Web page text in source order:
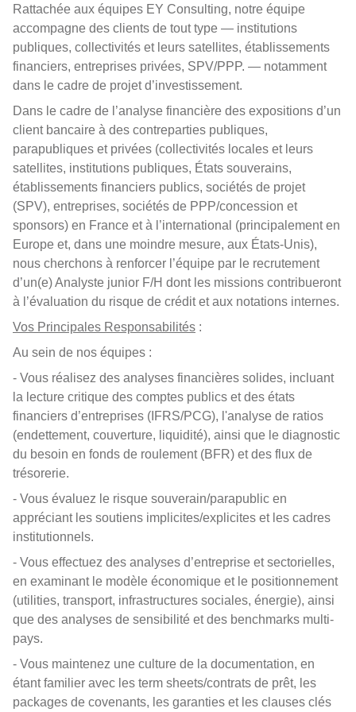
Rattachée aux équipes EY Consulting, notre équipe
accompagne des clients de tout type — institutions
publiques, collectivités et leurs satellites, établissements
financiers, entreprises privées, SPV/PPP. — notamment
dans le cadre de projet d’investissement.
Dans le cadre de l’analyse financière des expositions d’un
client bancaire à des contreparties publiques,
parapubliques et privées (collectivités locales et leurs
satellites, institutions publiques, États souverains,
établissements financiers publics, sociétés de projet
(SPV), entreprises, sociétés de PPP/concession et
sponsors) en France et à l’international (principalement en
Europe et, dans une moindre mesure, aux États-Unis),
nous cherchons à renforcer l’équipe par le recrutement
d’un(e) Analyste junior F/H dont les missions contribueront
à l’évaluation du risque de crédit et aux notations internes.
Vos Principales Responsabilités :
Au sein de nos équipes :
- Vous réalisez des analyses financières solides, incluant
la lecture critique des comptes publics et des états
financiers d’entreprises (IFRS/PCG), l'analyse de ratios
(endettement, couverture, liquidité), ainsi que le diagnostic
du besoin en fonds de roulement (BFR) et des flux de
trésorerie.
- Vous évaluez le risque souverain/parapublic en
appréciant les soutiens implicites/explicites et les cadres
institutionnels.
- Vous effectuez des analyses d’entreprise et sectorielles,
en examinant le modèle économique et le positionnement
(utilities, transport, infrastructures sociales, énergie), ainsi
que des analyses de sensibilité et des benchmarks multi-
pays.
- Vous maintenez une culture de la documentation, en
étant familier avec les term sheets/contrats de prêt, les
packages de covenants, les garanties et les clauses clés